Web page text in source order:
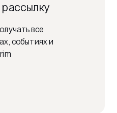
все
событиях и